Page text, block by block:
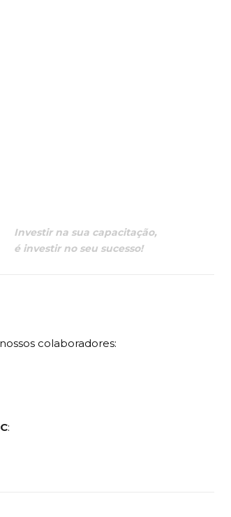
Investir na sua capacitação,
é investir no seu sucesso!
colaboradores:
: